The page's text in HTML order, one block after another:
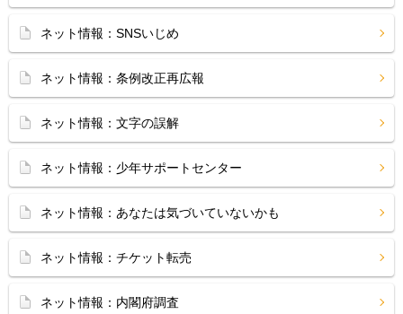
ネット情報：SNSいじめ
ネット情報：条例改正再広報
ネット情報：文字の誤解
ネット情報：少年サポートセンター
ネット情報：あなたは気づいていないかも
ネット情報：チケット転売
ネット情報：内閣府調査